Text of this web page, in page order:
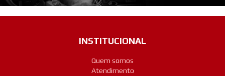
INSTITUCIONAL
Quem somos
Atendimento